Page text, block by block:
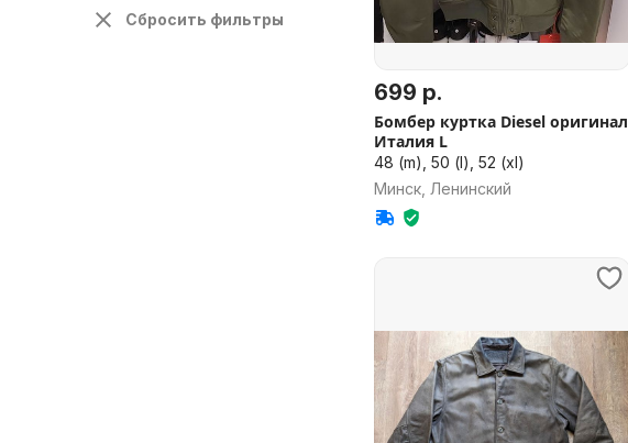
Сбросить фильтры
699 р.
Бомбер куртка Diesel оригинал
Италия L
48 (m), 50 (l), 52 (xl)
Минск, Ленинский